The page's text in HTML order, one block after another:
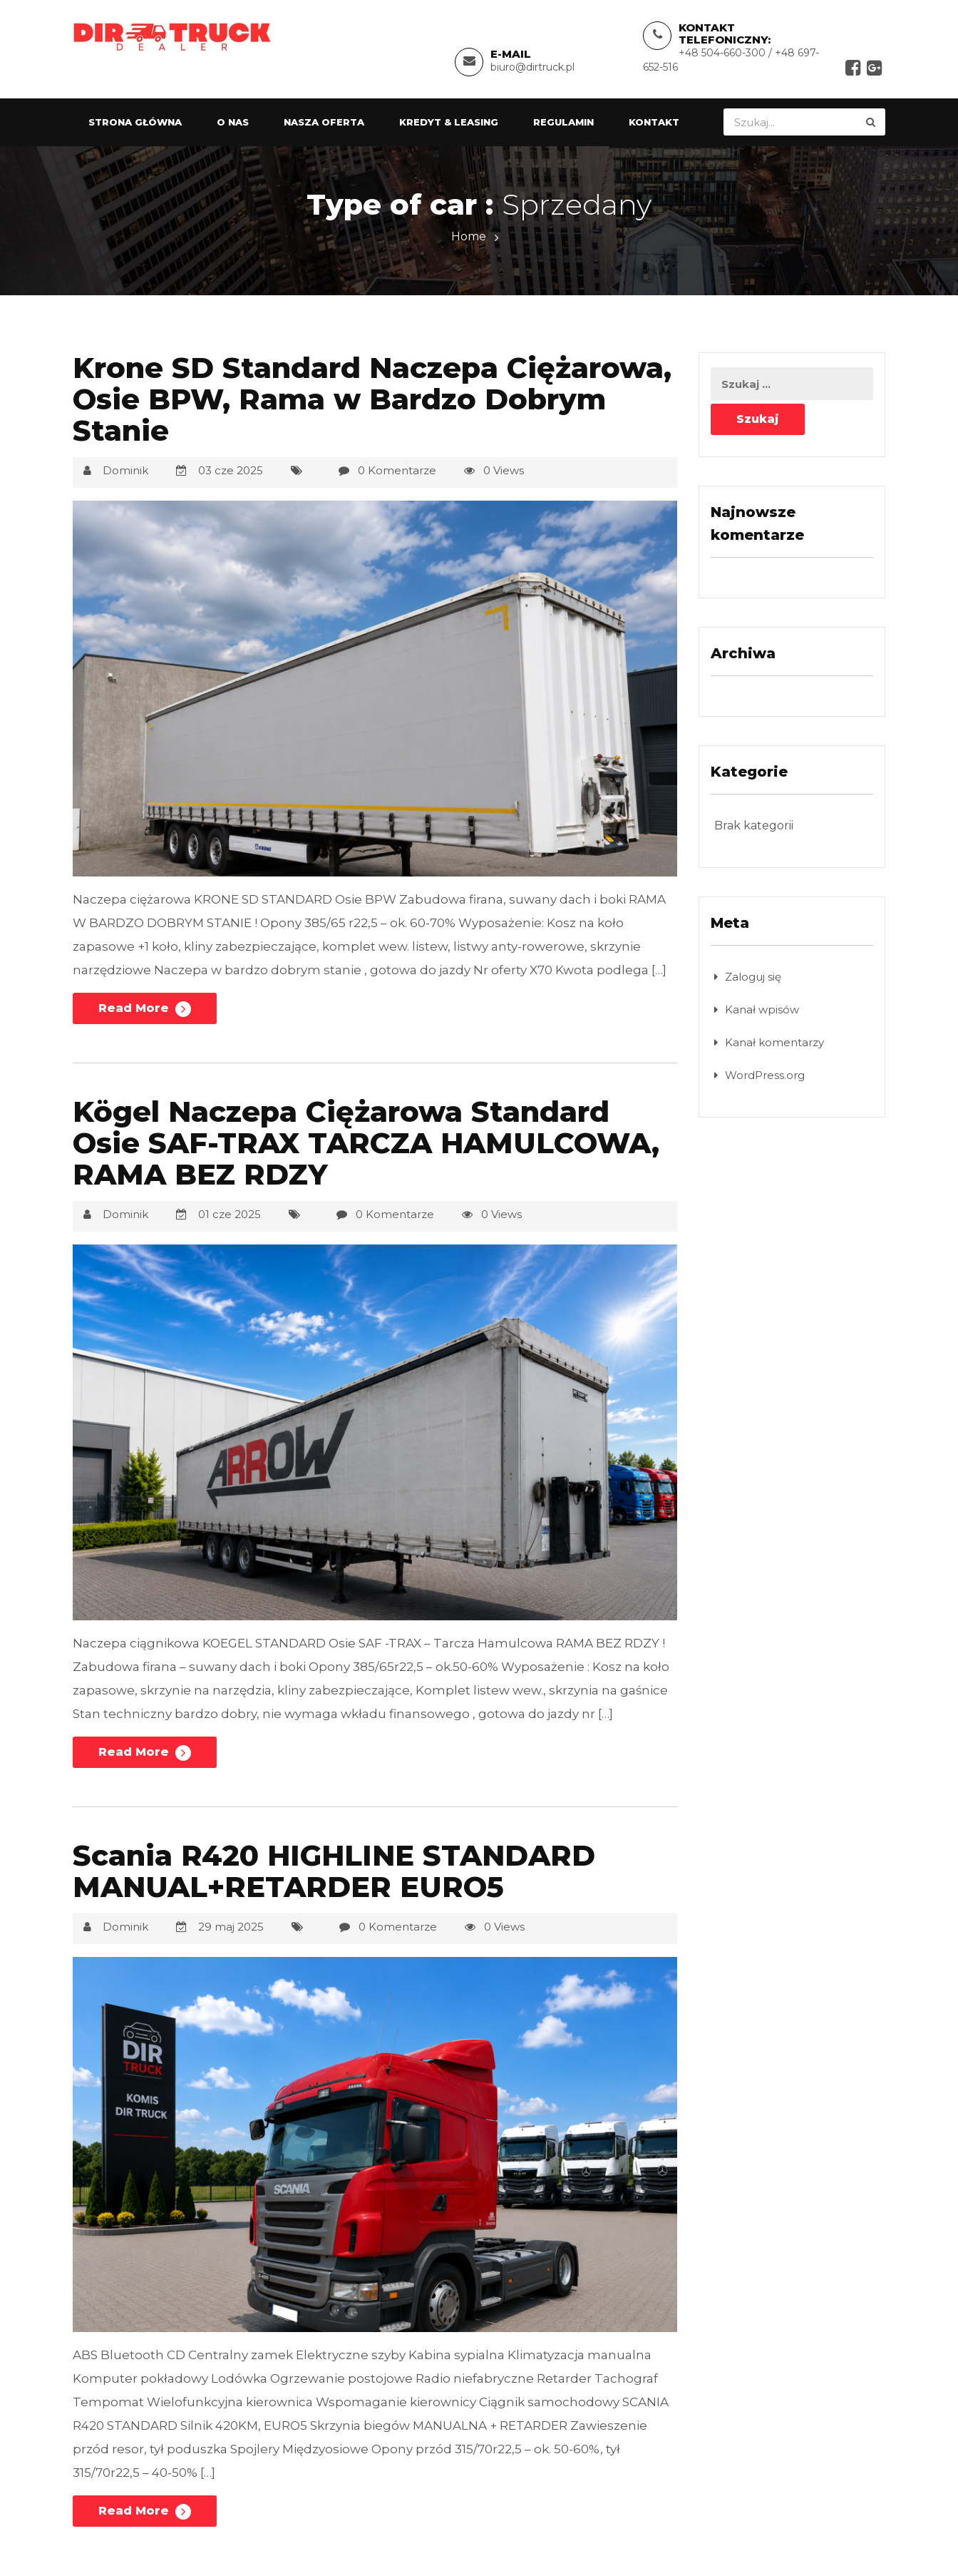
E-MAIL
biuro@dirtruck.pl
KONTAKT
TELEFONICZNY:
+48 504-660-300 / +48 697-
652-516
STRONA GŁÓWNA O NAS NASZA OFERTA KREDYT & LEASING REGULAMIN KONTAKT
Type of car :Sprzedany
Home
Krone SD Standard Naczepa Ciężarowa,
Osie BPW, Rama w Bardzo Dobrym
Stanie
Dominik 03 cze 2025 0 Komentarze 0 Views
Naczepa ciężarowa KRONE SD STANDARD Osie BPW Zabudowa firana, suwany dach i boki RAMA
W BARDZO DOBRYM STANIE ! Opony 385/65 r22,5 – ok. 60-70% Wyposażenie: Kosz na koło
zapasowe +1 koło, kliny zabezpieczające, komplet wew. listew, listwy anty-rowerowe, skrzynie
narzędziowe Naczepa w bardzo dobrym stanie , gotowa do jazdy Nr oferty X70 Kwota podlega […]
Read More
Kögel Naczepa Ciężarowa Standard
Osie SAF-TRAX TARCZA HAMULCOWA,
RAMA BEZ RDZY
Dominik 01 cze 2025 0 Komentarze 0 Views
Naczepa ciągnikowa KOEGEL STANDARD Osie SAF -TRAX – Tarcza Hamulcowa RAMA BEZ RDZY !
Zabudowa firana – suwany dach i boki Opony 385/65r22,5 – ok.50-60% Wyposażenie : Kosz na koło
zapasowe, skrzynie na narzędzia, kliny zabezpieczające, Komplet listew wew., skrzynia na gaśnice
Stan techniczny bardzo dobry, nie wymaga wkładu finansowego , gotowa do jazdy nr […]
Read More
Scania R420 HIGHLINE STANDARD
MANUAL+RETARDER EURO5
Dominik 29 maj 2025 0 Komentarze 0 Views
ABS Bluetooth CD Centralny zamek Elektryczne szyby Kabina sypialna Klimatyzacja manualna
Komputer pokładowy Lodówka Ogrzewanie postojowe Radio niefabryczne Retarder Tachograf
Tempomat Wielofunkcyjna kierownica Wspomaganie kierownicy Ciągnik samochodowy SCANIA
R420 STANDARD Silnik 420KM, EURO5 Skrzynia biegów MANUALNA + RETARDER Zawieszenie
przód resor, tył poduszka Spojlery Międzyosiowe Opony przód 315/70r22,5 – ok. 50-60%, tył
315/70r22,5 – 40-50% […]
Read More
Najnowsze
komentarze
Archiwa
Kategorie
Brak kategorii
Meta
Zaloguj się
Kanał wpisów
Kanał komentarzy
WordPress.org